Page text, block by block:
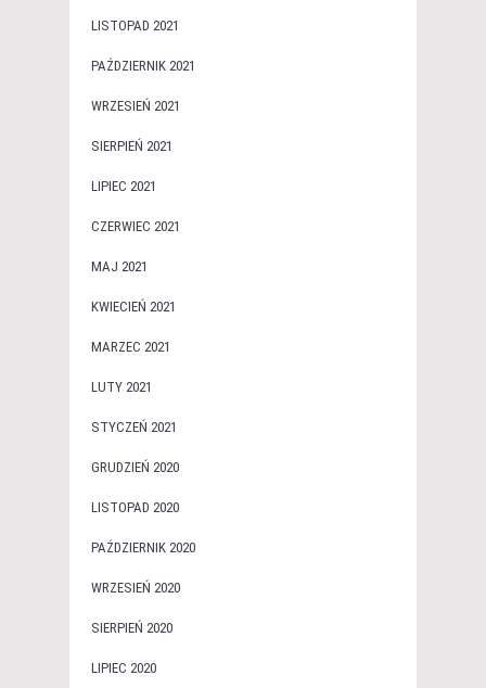
LISTOPAD 2021
PAŹDZIERNIK 2021
WRZESIEŃ 2021
SIERPIEŃ 2021
LIPIEC 2021
CZERWIEC 2021
MAJ 2021
KWIECIEŃ 2021
MARZEC 2021
LUTY 2021
STYCZEŃ 2021
GRUDZIEŃ 2020
LISTOPAD 2020
PAŹDZIERNIK 2020
WRZESIEŃ 2020
SIERPIEŃ 2020
LIPIEC 2020